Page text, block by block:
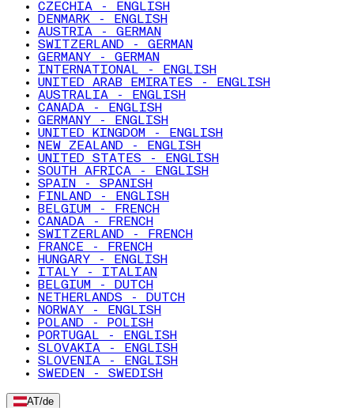
CZECHIA - ENGLISH
DENMARK - ENGLISH
AUSTRIA - GERMAN
SWITZERLAND - GERMAN
GERMANY - GERMAN
INTERNATIONAL - ENGLISH
UNITED ARAB EMIRATES - ENGLISH
AUSTRALIA - ENGLISH
CANADA - ENGLISH
GERMANY - ENGLISH
UNITED KINGDOM - ENGLISH
NEW ZEALAND - ENGLISH
UNITED STATES - ENGLISH
SOUTH AFRICA - ENGLISH
SPAIN - SPANISH
FINLAND - ENGLISH
BELGIUM - FRENCH
CANADA - FRENCH
SWITZERLAND - FRENCH
FRANCE - FRENCH
HUNGARY - ENGLISH
ITALY - ITALIAN
BELGIUM - DUTCH
NETHERLANDS - DUTCH
NORWAY - ENGLISH
POLAND - POLISH
PORTUGAL - ENGLISH
SLOVAKIA - ENGLISH
SLOVENIA - ENGLISH
SWEDEN - SWEDISH
AT/de